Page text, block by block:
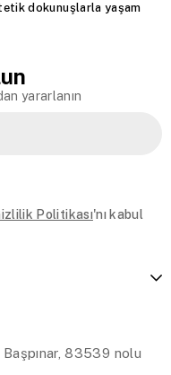
dokunuşlarla yaşam
yararlanın
Politikası'nı kabul
83539 nolu